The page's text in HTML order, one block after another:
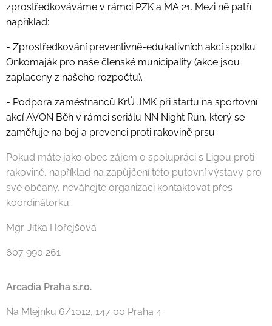
zprostředkováváme v rámci PZK a MA 21. Mezi ně patří
například:
- Zprostředkování preventivně-edukativních akcí spolku
Onkomaják pro naše členské municipality (akce jsou
zaplaceny z našeho rozpočtu).
- Podpora zaměstnanců KrÚ JMK při startu na sportovní
akcí AVON Běh v rámci seriálu NN Night Run, který se
zaměřuje na boj a prevenci proti rakovině prsu.
Pokud máte jako obec zájem o spolupráci s Ligou proti
rakovině, například na zapůjčení této putovní výstavy pro
své občany, neváhejte organizaci kontaktovat přes
koordinátorku:
Mgr. Jitka Hořejšová
607 990 261
Arcadia Praha s.r.o.
Na Mlejnku 6/1012, 147 00 Praha 4